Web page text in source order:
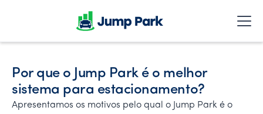
Por que o Jump Park é o melhor
sistema para estacionamento?
Apresentamos os motivos pelo qual o Jump Park é o